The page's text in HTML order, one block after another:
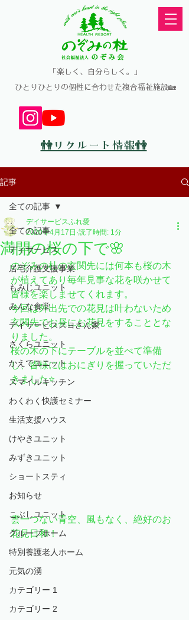
​「楽しく、自分らしく。」
​ひとりひとりの個性に合わせた複合福祉施設🏡
👫リクルート情報👫
記事
全ての記事
ディサービス
居宅介護支援事業
もみじユニット
みんな食堂
デイサービススヨさん家
さくらユニット
かえでユニット
スマイルキッチン
わくわく快護セミナー
生活支援ハウス
けやきユニット
みずきユニット
ショートスティ
お知らせ
こぶしユニット
グループホーム
特別養護老人ホーム
元気の湧
カテゴリー 1
カテゴリー 2
全ての記事
満開の桜の下で🌸
デイサービスふれ愛
2020年4月17日 読了時間: 1分
のぞみの杜の玄関先には何本も桜の木
が植えてあり毎年見事な花を咲かせて
皆様を楽しませてくれます。
今回は外出先での花見は叶わないため
玄関先でお昼にお花見をすることとな
りました。
桜の木の下にテーブルを並べて準備
し、皆様にはおにぎりを握っていただ
きました⭐
雲一つない青空、風もなく、絶好のお
花見日和！